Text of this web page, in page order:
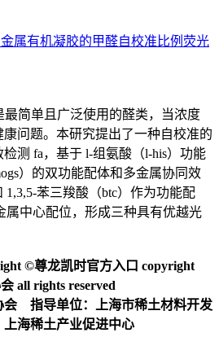
属有机凝胶的甲醛自校准比例荧光
最简单且广泛使用的醛类，当浓度
问题。本研究提出了一种自校准的
测 fa，基于 l-组氨酸（l-his）功能
）的双功能配体和多金属协同效
1,3,5-苯三羧酸（btc）作为功能配
属中心配位，形成三种具有优越光
©尊龙凯时官方入口 copyright
all rights reserved
会 指导单位：上海市稀土材料开发
海稀土产业促进中心